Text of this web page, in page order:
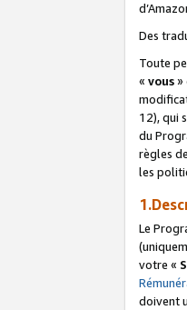
Des
Toute
« vous»
12), qui
du
règles
les
Le
votre «
doivent